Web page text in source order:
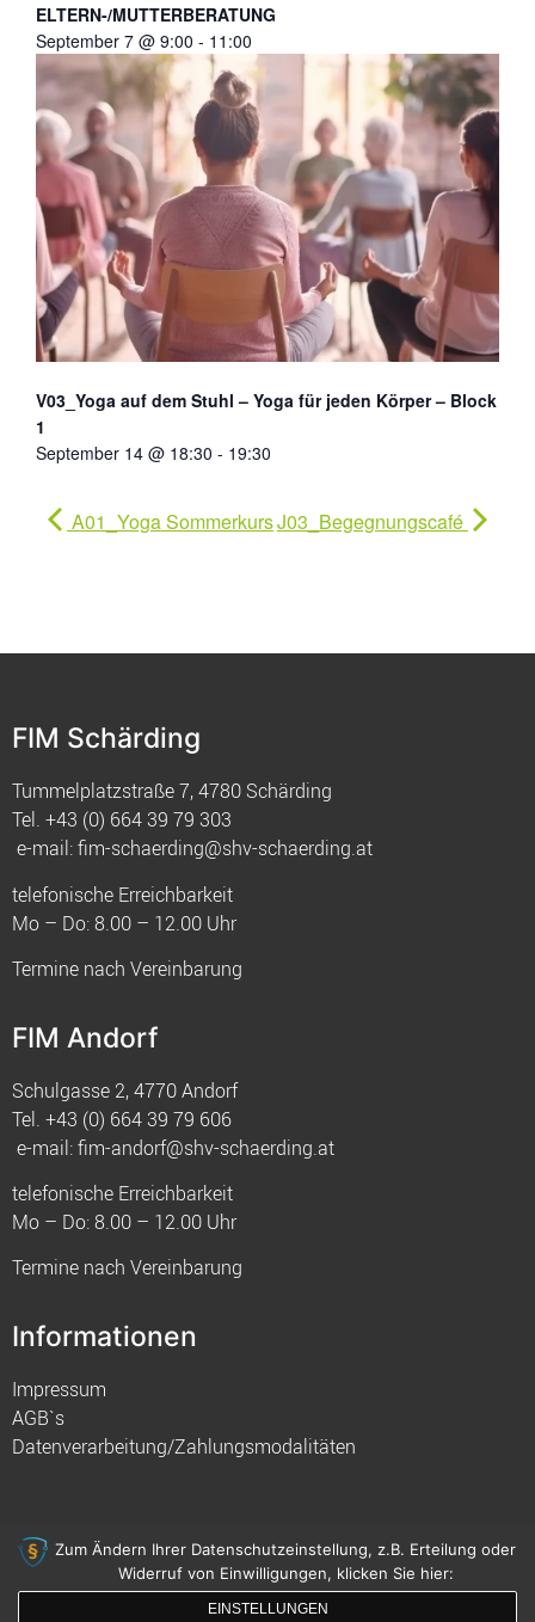
ELTERN-/MUTTERBERATUNG
September 7 @ 9:00 - 11:00
V03_Yoga auf dem Stuhl – Yoga für jeden Körper – Block
1
September 14 @ 18:30 - 19:30
A01_Yoga SommerkursJ03_Begegnungscafé
FIM Schärding
Tummelplatzstraße 7, 4780 Schärding
Tel. +43 (0) 664 39 79 303
e-mail:fim-schaerding@shv-schaerding.at
telefonische Erreichbarkeit
Mo – Do: 8.00 – 12.00 Uhr
Termine nach Vereinbarung
FIM Andorf
Schulgasse 2, 4770 Andorf
Tel. +43 (0) 664 39 79 606
e-mail:fim-andorf@shv-schaerding.at
telefonische Erreichbarkeit
Mo – Do: 8.00 – 12.00 Uhr
Termine nach Vereinbarung
Informationen
Impressum
AGB`s
Datenverarbeitung/Zahlungsmodalitäten
© 2021 FIM
gemacht mit von innDesign
Zum Ändern Ihrer Datenschutzeinstellung, z.B. Erteilung oder
Widerruf von Einwilligungen, klicken Sie hier:
EINSTELLUNGEN